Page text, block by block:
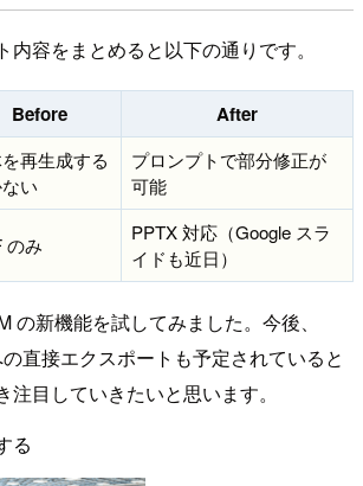
容をまとめると以下の通りです。
Before After
再生成する
い
プロンプトで部分修正が
可能
のみ
PPTX 対応（Google スラ
イドも近日）
の新機能を試してみました。今後、
直接エクスポートも予定されていると
目していきたいと思います。
る